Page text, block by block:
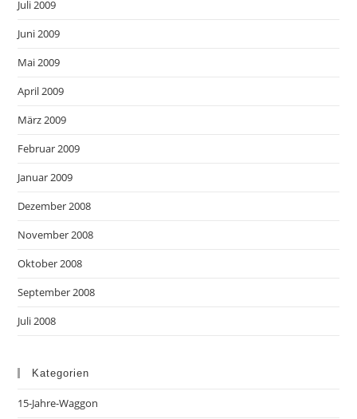
Juli 2009
Juni 2009
Mai 2009
April 2009
März 2009
Februar 2009
Januar 2009
Dezember 2008
November 2008
Oktober 2008
September 2008
Juli 2008
Kategorien
15-Jahre-Waggon